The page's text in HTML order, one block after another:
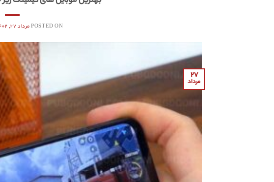
POSTED ONمرداد ۲۷, ۱۴۰۲
۲۷
مرداد